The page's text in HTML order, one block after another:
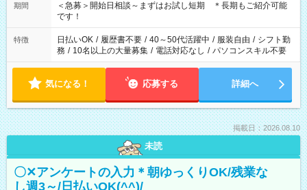
期間
＜急募＞開始日相談～まずはお試し短期 ＊長期もご紹介可能
です！
特徴 日払いOK / 履歴書不要 / 40～50代活躍中 / 服装自由 / シフト勤
務 / 10名以上の大量募集 / 電話対応なし / パソコンスキル不要
気になる！ 応募する 詳細へ
掲載日：2026.08.10
未読
〇✕アンケートの入力＊朝ゆっくりOK/残業な
し週3～/日払いOK(^^)/